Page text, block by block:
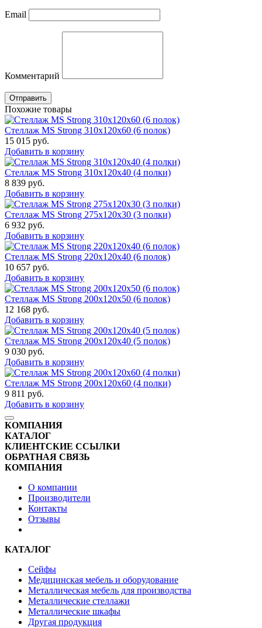
Email
Комментарий
Отправить
Похожие товары
Стеллаж MS Strong 310x120x60 (6 полок)
15 015 руб.
Добавить в корзину
Стеллаж MS Strong 310x120x40 (4 полки)
8 839 руб.
Добавить в корзину
Стеллаж MS Strong 275x120x30 (3 полки)
6 932 руб.
Добавить в корзину
Стеллаж MS Strong 220x120x40 (6 полок)
10 657 руб.
Добавить в корзину
Стеллаж MS Strong 200x120x50 (6 полок)
12 168 руб.
Добавить в корзину
Стеллаж MS Strong 200x120x40 (5 полок)
9 030 руб.
Добавить в корзину
Стеллаж MS Strong 200x120x60 (4 полки)
9 811 руб.
Добавить в корзину
КОМПАНИЯ
КАТАЛОГ
КЛИЕНТСКИЕ ССЫЛКИ
ОБРАТНАЯ СВЯЗЬ
КОМПАНИЯ
О компании
Производители
Контакты
Отзывы
КАТАЛОГ
Сейфы
Медицинская мебель и оборудование
Металлическая мебель для производства
Металлические стеллажи
Металлические шкафы
Другая продукция